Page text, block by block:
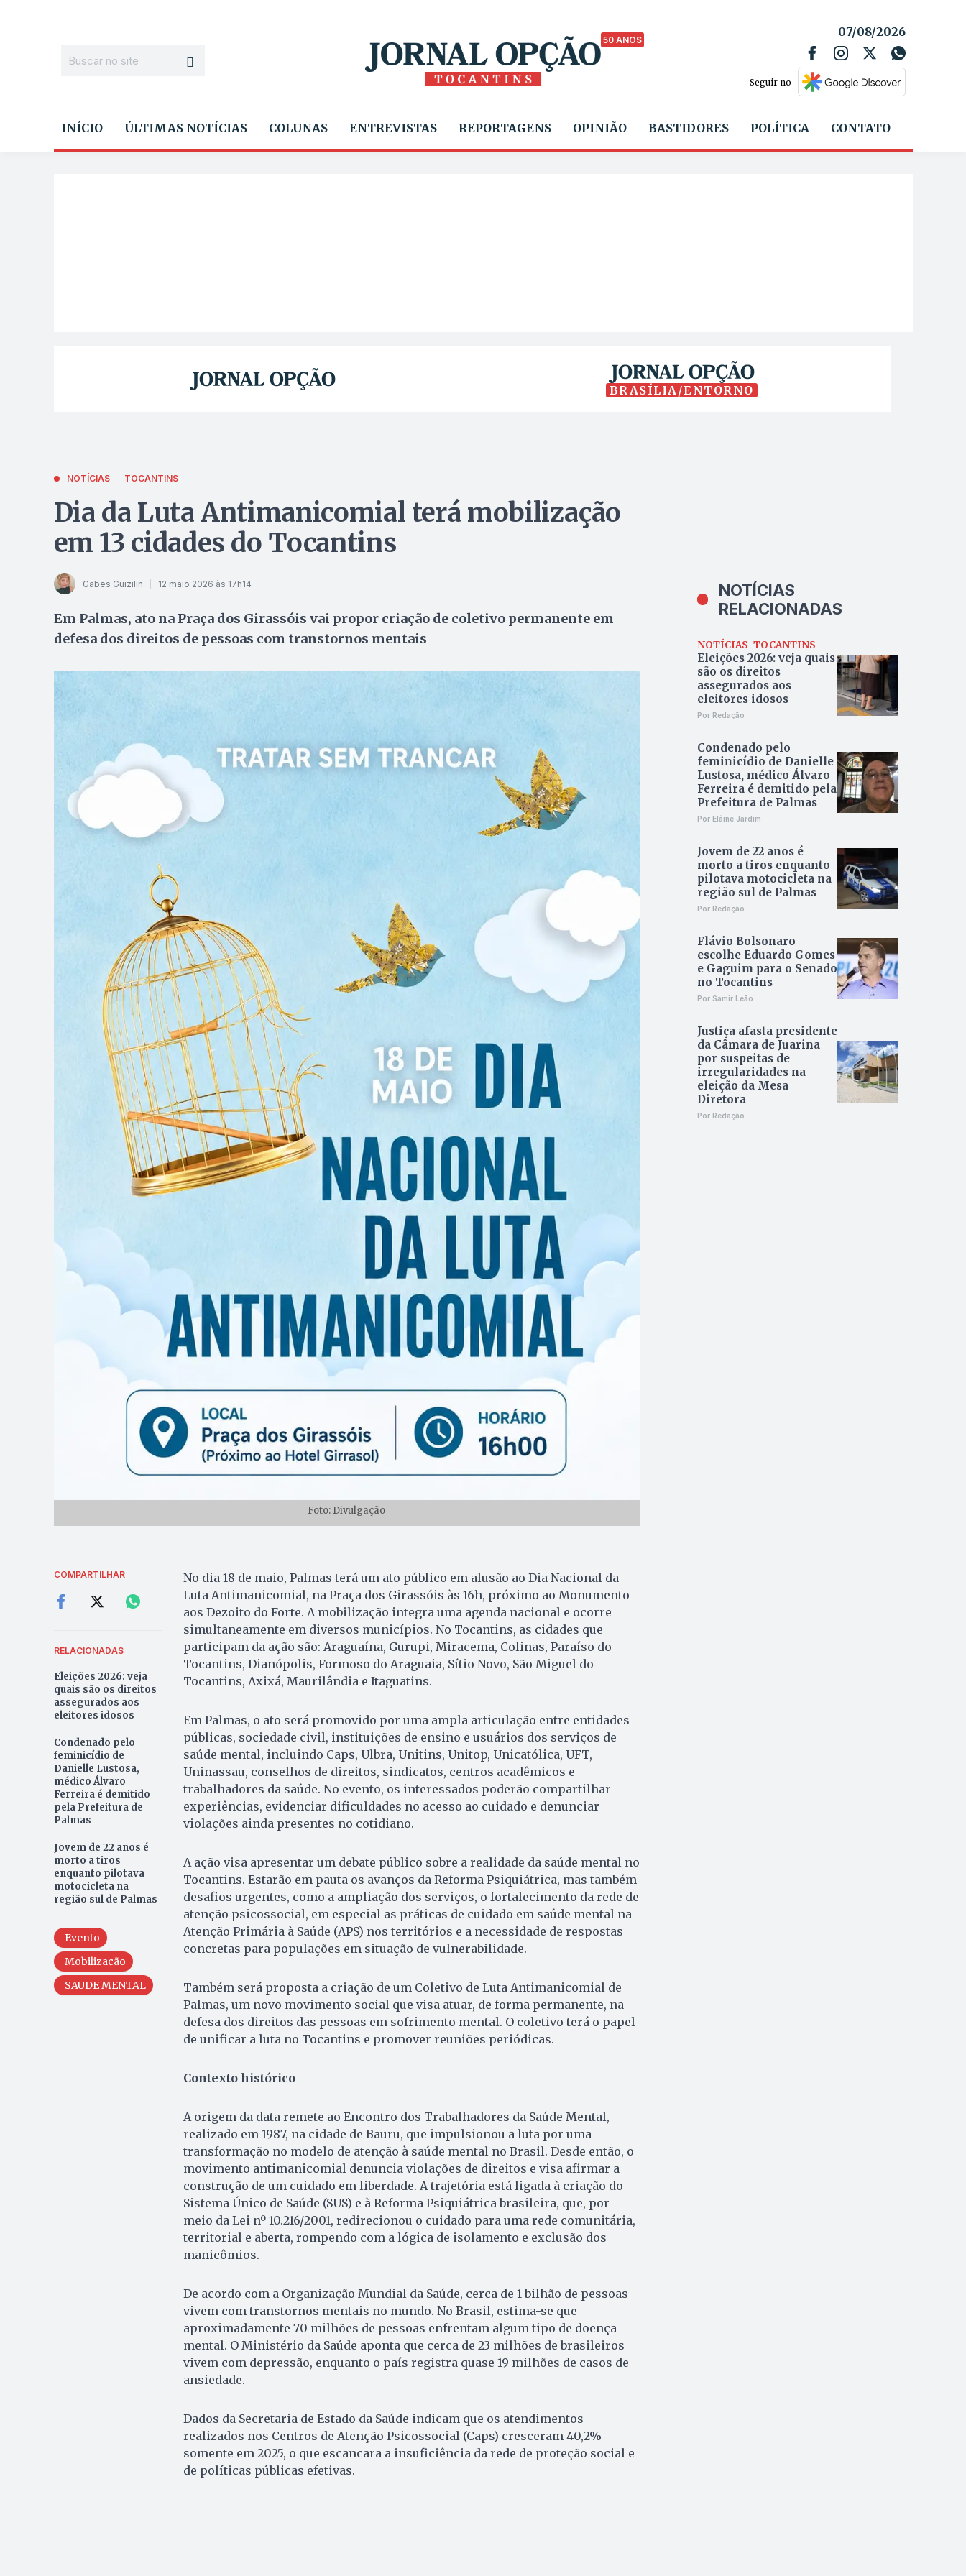
50 ANOS
07/08/2026
Seguir no
INÍCIO ÚLTIMAS NOTÍCIAS COLUNAS ENTREVISTAS REPORTAGENS OPINIÃO BASTIDORES POLÍTICA CONTATO
BRASÍLIA/ENTORNO
NOTÍCIAS TOCANTINS
Dia da Luta Antimanicomial terá mobilização
em 13 cidades do Tocantins
Gabes Guizilin 12 maio 2026 às 17h14
Em Palmas, ato na Praça dos Girassóis vai propor criação de coletivo permanente em
defesa dos direitos de pessoas com transtornos mentais
Foto: Divulgação
COMPARTILHAR
RELACIONADAS
Eleições 2026: veja
quais são os direitos
assegurados aos
eleitores idosos
Condenado pelo
feminicídio de
Danielle Lustosa,
médico Álvaro
Ferreira é demitido
pela Prefeitura de
Palmas
Jovem de 22 anos é
morto a tiros
enquanto pilotava
motocicleta na
região sul de Palmas
Evento
Mobilização
SAUDE MENTAL
No dia 18 de maio, Palmas terá um ato público em alusão ao Dia Nacional da
Luta Antimanicomial, na Praça dos Girassóis às 16h, próximo ao Monumento
aos Dezoito do Forte. A mobilização integra uma agenda nacional e ocorre
simultaneamente em diversos municípios. No Tocantins, as cidades que
participam da ação são: Araguaína, Gurupi, Miracema, Colinas, Paraíso do
Tocantins, Dianópolis, Formoso do Araguaia, Sítio Novo, São Miguel do
Tocantins, Axixá, Maurilândia e Itaguatins.
Em Palmas, o ato será promovido por uma ampla articulação entre entidades
públicas, sociedade civil, instituições de ensino e usuários dos serviços de
saúde mental, incluindo Caps, Ulbra, Unitins, Unitop, Unicatólica, UFT,
Uninassau, conselhos de direitos, sindicatos, centros acadêmicos e
trabalhadores da saúde. No evento, os interessados poderão compartilhar
experiências, evidenciar dificuldades no acesso ao cuidado e denunciar
violações ainda presentes no cotidiano.
A ação visa apresentar um debate público sobre a realidade da saúde mental no
Tocantins. Estarão em pauta os avanços da Reforma Psiquiátrica, mas também
desafios urgentes, como a ampliação dos serviços, o fortalecimento da rede de
atenção psicossocial, em especial as práticas de cuidado em saúde mental na
Atenção Primária à Saúde (APS) nos territórios e a necessidade de respostas
concretas para populações em situação de vulnerabilidade.
Também será proposta a criação de um Coletivo de Luta Antimanicomial de
Palmas, um novo movimento social que visa atuar, de forma permanente, na
defesa dos direitos das pessoas em sofrimento mental. O coletivo terá o papel
de unificar a luta no Tocantins e promover reuniões periódicas.
Contexto histórico
A origem da data remete ao Encontro dos Trabalhadores da Saúde Mental,
realizado em 1987, na cidade de Bauru, que impulsionou a luta por uma
transformação no modelo de atenção à saúde mental no Brasil. Desde então, o
movimento antimanicomial denuncia violações de direitos e visa afirmar a
construção de um cuidado em liberdade. A trajetória está ligada à criação do
Sistema Único de Saúde (SUS) e à Reforma Psiquiátrica brasileira, que, por
meio da Lei nº 10.216/2001, redirecionou o cuidado para uma rede comunitária,
territorial e aberta, rompendo com a lógica de isolamento e exclusão dos
manicômios.
De acordo com a Organização Mundial da Saúde, cerca de 1 bilhão de pessoas
vivem com transtornos mentais no mundo. No Brasil, estima-se que
aproximadamente 70 milhões de pessoas enfrentam algum tipo de doença
mental. O Ministério da Saúde aponta que cerca de 23 milhões de brasileiros
vivem com depressão, enquanto o país registra quase 19 milhões de casos de
ansiedade.
Dados da Secretaria de Estado da Saúde indicam que os atendimentos
realizados nos Centros de Atenção Psicossocial (Caps) cresceram 40,2%
somente em 2025, o que escancara a insuficiência da rede de proteção social e
de políticas públicas efetivas.
NOTÍCIAS
RELACIONADAS
NOTÍCIAS TOCANTINS
Eleições 2026: veja quais
são os direitos
assegurados aos
eleitores idosos
Por Redação
Condenado pelo
feminicídio de Danielle
Lustosa, médico Álvaro
Ferreira é demitido pela
Prefeitura de Palmas
Por Elâine Jardim
Jovem de 22 anos é
morto a tiros enquanto
pilotava motocicleta na
região sul de Palmas
Por Redação
Flávio Bolsonaro
escolhe Eduardo Gomes
e Gaguim para o Senado
no Tocantins
Por Samir Leão
Justiça afasta presidente
da Câmara de Juarina
por suspeitas de
irregularidades na
eleição da Mesa
Diretora
Por Redação